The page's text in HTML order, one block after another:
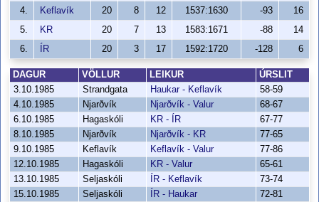
4.
Keflavík 20 8 12 1537:1630 -93
16
5.
KR 20 7 13 1583:1671 -88
14
6.
ÍR 20 3 17 1592:1720 -128 6
DAGUR VÖLLUR LEIKUR
ÚRSLIT
3.10.1985
Strandgata Haukar - Keflavík
58-59
4.10.1985
Njarðvík Njarðvík - Valur
68-67
6.10.1985
Hagaskóli KR - ÍR
67-77
8.10.1985
Njarðvík Njarðvík - KR
77-65
9.10.1985
Keflavík Keflavík - Valur
77-86
12.10.1985
Hagaskóli KR - Valur
65-61
13.10.1985
Seljaskóli ÍR - Keflavík
73-74
15.10.1985
Seljaskóli ÍR - Haukar
72-81